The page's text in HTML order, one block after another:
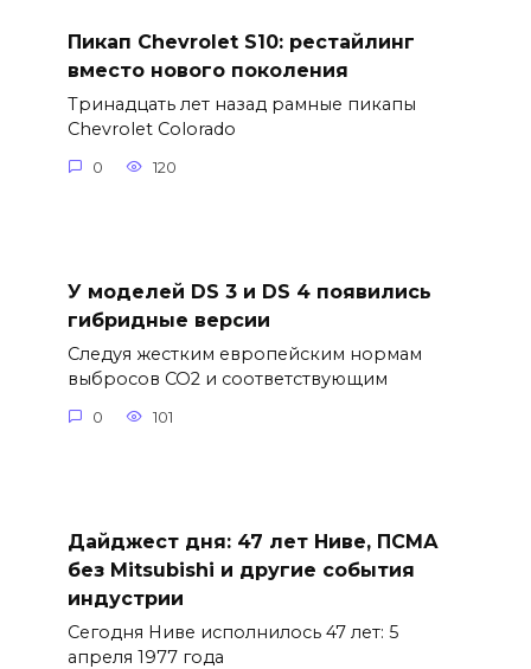
Пикап Chevrolet S10: рестайлинг
вместо нового поколения
Тринадцать лет назад рамные пикапы
Chevrolet Colorado
0 120
У моделей DS 3 и DS 4 появились
гибридные версии
Следуя жестким европейским нормам
выбросов CO2 и соответствующим
0 101
Дайджест дня: 47 лет Ниве, ПСМА
без Mitsubishi и другие события
индустрии
Сегодня Ниве исполнилось 47 лет: 5
апреля 1977 года